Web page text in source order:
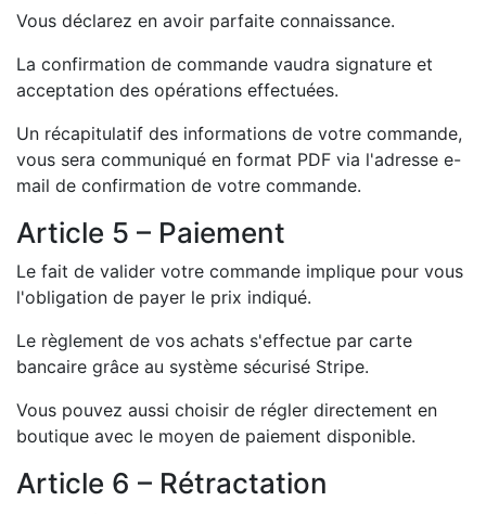
Vous déclarez en avoir parfaite connaissance.
La confirmation de commande vaudra signature et
acceptation des opérations effectuées.
Un récapitulatif des informations de votre commande,
vous sera communiqué en format PDF via l'adresse e-
mail de confirmation de votre commande.
Article 5 – Paiement
Le fait de valider votre commande implique pour vous
l'obligation de payer le prix indiqué.
Le règlement de vos achats s'effectue par carte
bancaire grâce au système sécurisé Stripe.
Vous pouvez aussi choisir de régler directement en
boutique avec le moyen de paiement disponible.
Article 6 – Rétractation